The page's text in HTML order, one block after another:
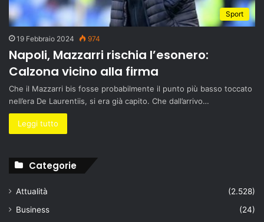
Sport
19 Febbraio 2024 974
Napoli, Mazzarri rischia l’esonero:
Calzona vicino alla firma
Che il Mazzarri bis fosse probabilmente il punto più basso toccato
nell’era De Laurentiis, si era già capito. Che dall’arrivo…
Leggi tutto
Categorie
Attualità
(2.528)
Business
(24)